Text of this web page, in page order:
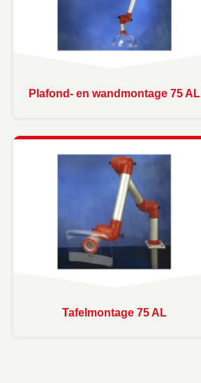
Plafond- en wandmontage 75 AL
Tafelmontage 75 AL